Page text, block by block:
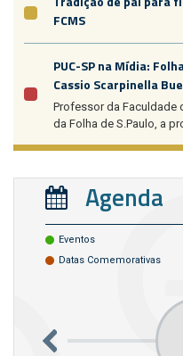
FCMS
PUC-SP na Mídia:
Cassio Scarpinella
Professor da Faculdade
da Folha de S.Paulo, a
Agenda
Eventos
Datas Comemorativas